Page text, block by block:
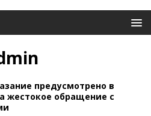
предусмотрено в
жестокое обращение с